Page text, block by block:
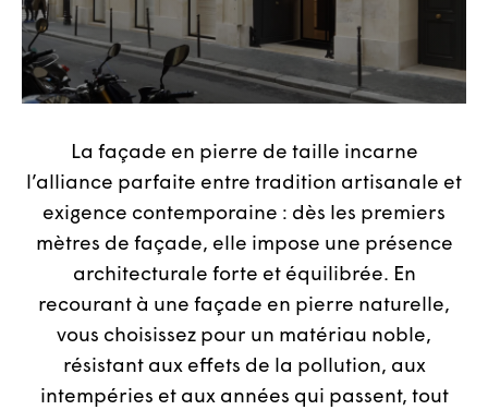
La façade en pierre de taille incarne
l’alliance parfaite entre tradition artisanale et
exigence contemporaine : dès les premiers
mètres de façade, elle impose une présence
architecturale forte et équilibrée. En
recourant à une façade en pierre naturelle,
vous choisissez pour un matériau noble,
résistant aux effets de la pollution, aux
intempéries et aux années qui passent, tout